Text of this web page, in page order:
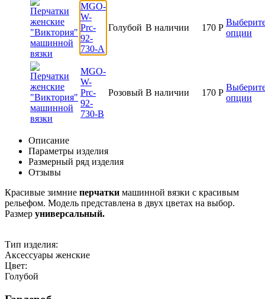
MGO-
W-
Prc-
92-
730-A
Голубой В наличии 170 Р
опции
MGO-
W-
Prc-
92-
730-B
Розовый В наличии 170 Р
опции
Описание
Параметры изделия
Размерный ряд изделия
Отзывы
Красивые зимние перчатки машинной вязки с красивым
рельефом. Модель представлена в двух цветах на выбор.
Размер универсальный.
Тип изделия:
Аксессуары женские
Цвет:
Голубой